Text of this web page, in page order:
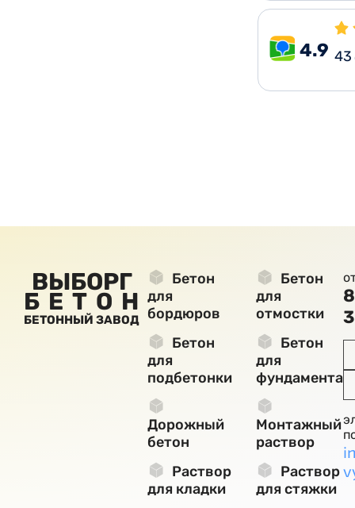
4.9 43
ВЫБОРГ
БЕТОН
БЕТОННЫЙ ЗАВОД
Бетон
для
бордюров
Бетон
для
отмостки
Бетон
для
подбетонки
Бетон
для
фундамента
Дорожный
бетон
Монтажный
раствор
Раствор
для кладки
Раствор
для стяжки